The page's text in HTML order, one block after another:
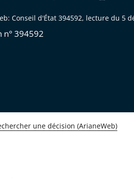
Conseil d'État 394592, lecture du 5
n° 394592
une décision (ArianeWeb)